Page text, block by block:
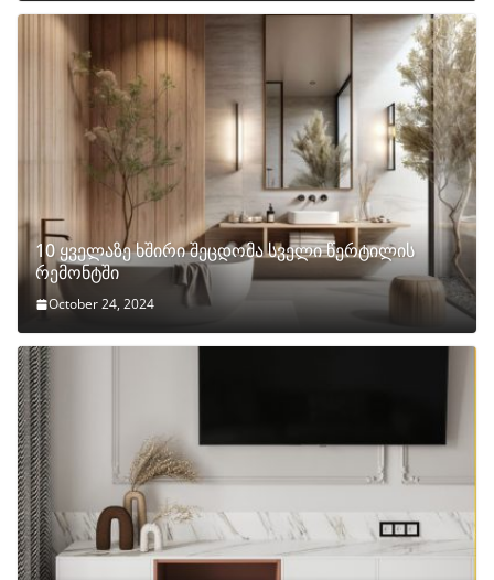
10 ყველაზე ხშირი შეცდომა სველი წერტილის
რემონტში
October 24, 2024